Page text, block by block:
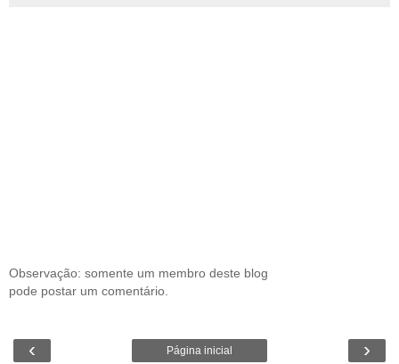
Observação: somente um membro deste blog
pode postar um comentário.
‹ ›
Página inicial